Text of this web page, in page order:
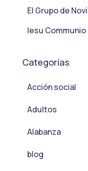
El Grupo de
Iesu Communio
Categorías
Acción social
Adultos
Alabanza
blog